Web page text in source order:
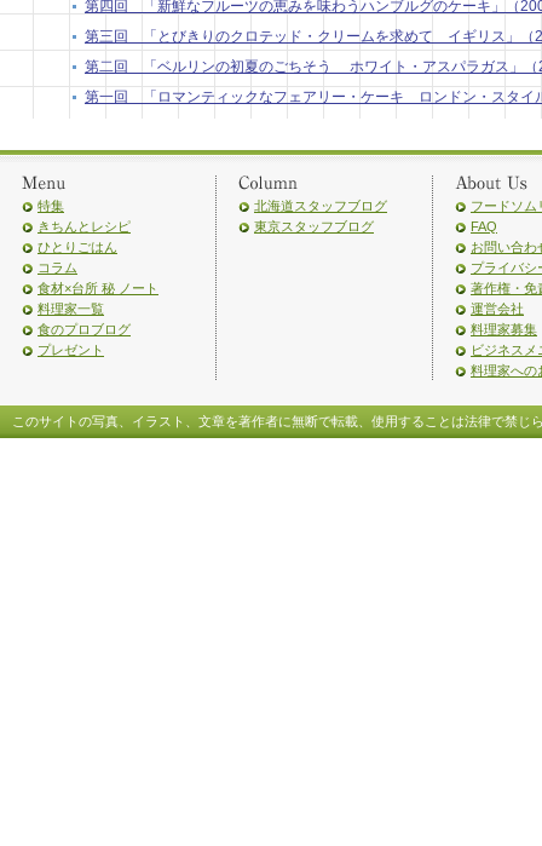
第四回 「新鮮なフルーツの恵みを味わうハンブルグのケーキ」（
第三回 「とびきりのクロテッド・クリームを求めて イギリス」（
第二回 「ベルリンの初夏のごちそう ホワイト・アスパラガス」（
第一回 「ロマンティックなフェアリー・ケーキ ロンドン・スタイ
特集
きちんとレシピ
ひとりごはん
コラム
食材×台所 秘 ノート
料理家一覧
食のプロブログ
プレゼント
北海道スタッフブログ
東京スタッフブログ
フードソム
FAQ
お問い合わ
プライバシ
著作権・免
運営会社
料理家募集
ビジネスメ
料理家への
このサイトの写真、イラスト、文章を著作者に無断で転載、使用することは法律で禁じ